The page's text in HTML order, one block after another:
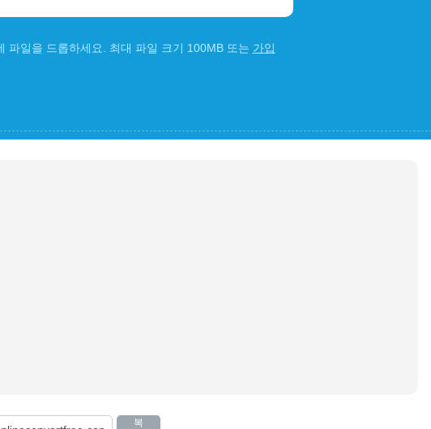
파일을 드롭하세요. 최대 파일 크기 100MB 또는 가입
복